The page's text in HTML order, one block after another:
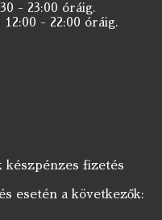
- 23:00 óráig.
- 22:00 óráig.
készpénzes fizetés
esetén a következők: